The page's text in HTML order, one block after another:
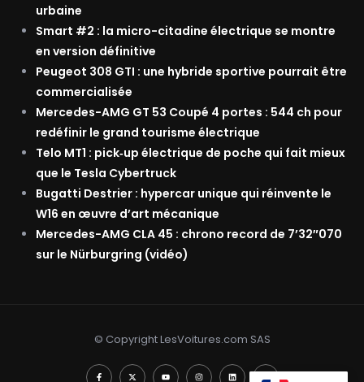
urbaine
Smart #2 : la micro-citadine électrique se montre
en version définitive
Peugeot 308 GTI : une hybride sportive pourrait être
commercialisée
Mercedes-AMG GT 53 Coupé 4 portes : 544 ch pour
redéfinir le grand tourisme électrique
Telo MT1 : pick‑up électrique de poche qui fait mieux
que le Tesla Cybertruck
Bugatti Destrier : hypercar unique qui réinvente le
W16 en œuvre d’art mécanique
Mercedes-AMG CLA 45 : chrono record de 7’32″070
sur le Nürburgring (vidéo)
© Copyright LesVoitures.com SAS